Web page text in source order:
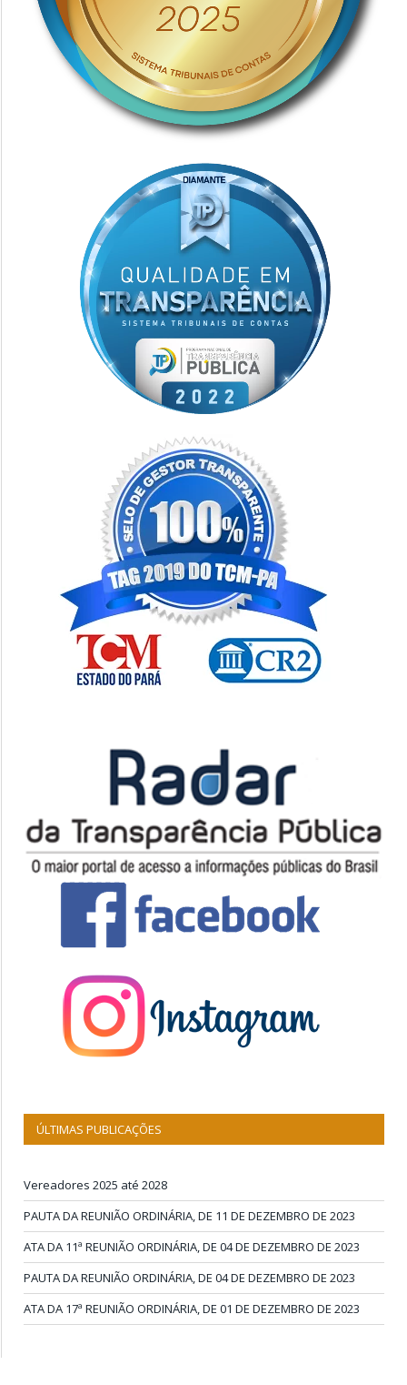
ÚLTIMAS PUBLICAÇÕES
Vereadores 2025 até 2028
PAUTA DA REUNIÃO ORDINÁRIA, DE 11 DE DEZEMBRO DE 2023
ATA DA 11ª REUNIÃO ORDINÁRIA, DE 04 DE DEZEMBRO DE 2023
PAUTA DA REUNIÃO ORDINÁRIA, DE 04 DE DEZEMBRO DE 2023
ATA DA 17ª REUNIÃO ORDINÁRIA, DE 01 DE DEZEMBRO DE 2023